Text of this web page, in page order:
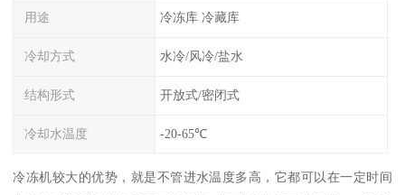
用途 冷冻库 冷藏库
冷却方式 水冷/风冷/盐水
结构形式 开放式/密闭式
冷却水温度 -20-65℃
冷冻机较大的优势，就是不管进水温度多高，它都可以在一定时间